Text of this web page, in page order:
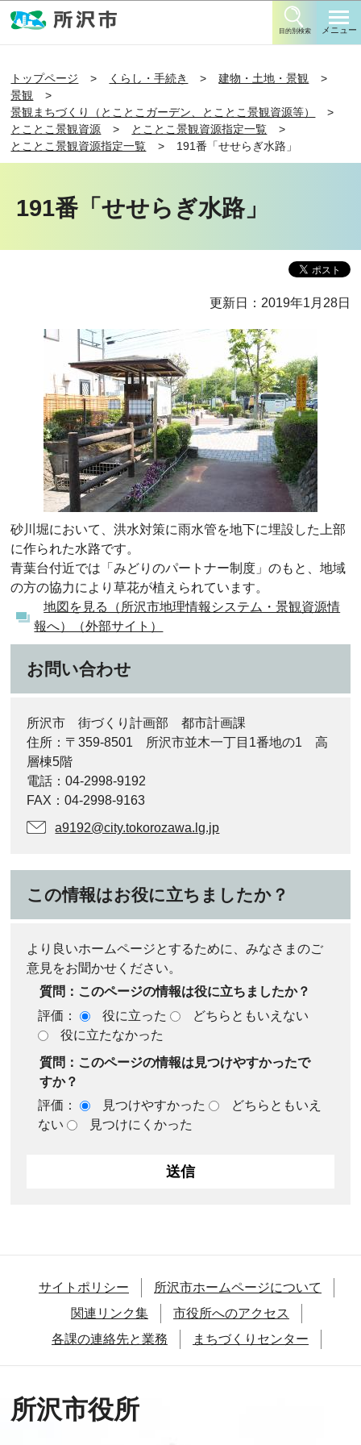
目的別検索 メニュー
トップページ くらし・手続き
建物・土地・景観
景観
景観まちづくり（とことこガーデン、とことこ景観資源等）
とことこ景観資源
とことこ景観資源指定一覧
とことこ景観資源指定一覧
191番「せせらぎ水路」
191番「せせらぎ水路」
更新日：2019年1月28日
砂川堀において、洪水対策に雨水管を地下に埋設した上部
に作られた水路です。
青葉台付近では「みどりのパートナー制度」のもと、地域
の方の協力により草花が植えられています。
地図を見る（所沢市地理情報システム・景観資源情
報へ）（外部サイト）
お問い合わせ
所沢市 街づくり計画部 都市計画課
住所：〒359-8501 所沢市並木一丁目1番地の1 高
層棟5階
電話：04-2998-9192
FAX：04-2998-9163
a9192@city.tokorozawa.lg.jp
この情報はお役に立ちましたか？
より良いホームページとするために、みなさまのご
意見をお聞かせください。
質問：このページの情報は役に立ちましたか？
評価：
役に立った
どちらともいえない
役に立たなかった
質問：このページの情報は見つけやすかったで
すか？
評価：
見つけやすかった
どちらともいえ
ない
見つけにくかった
サイトポリシー
所沢市ホームページについて
関連リンク集
市役所へのアクセス
各課の連絡先と業務
まちづくりセンター
所沢市役所